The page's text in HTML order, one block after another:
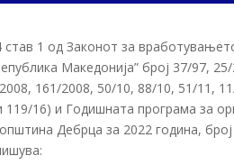
1 од Законот за
Македонија” број 37/97,
161/2008, 50/10, 88/10, 51/11,
119/16) и Годишната програма за
Дебрца за 2022 година,